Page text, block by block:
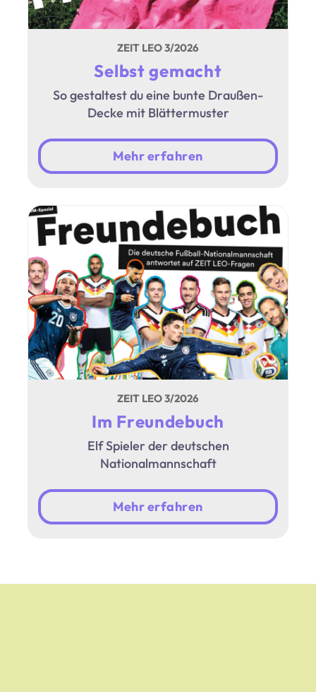
ZEIT LEO 3/2026
Selbst gemacht
So gestaltest du eine bunte Draußen-
Decke mit Blättermuster
Mehr erfahren
ZEIT LEO 3/2026
Im Freundebuch
Elf Spieler der deutschen
Nationalmannschaft
Mehr erfahren